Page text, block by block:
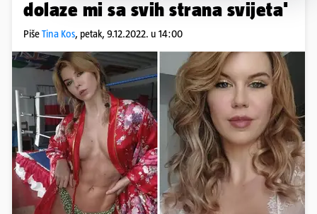
dolaze mi sa svih strana svijeta'
PišeTina Kos, petak, 9.12.2022. u 14:00